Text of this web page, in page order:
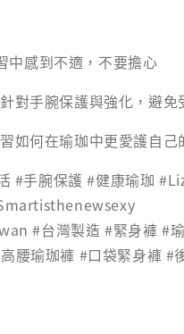
中感到不適，不要擔心
對手腕保護與強化，避免
如何在瑜珈中更愛護自己
#手腕保護 #健康瑜珈
#台灣製造 #緊身褲 #
腰瑜珈褲 #口袋緊身褲 #